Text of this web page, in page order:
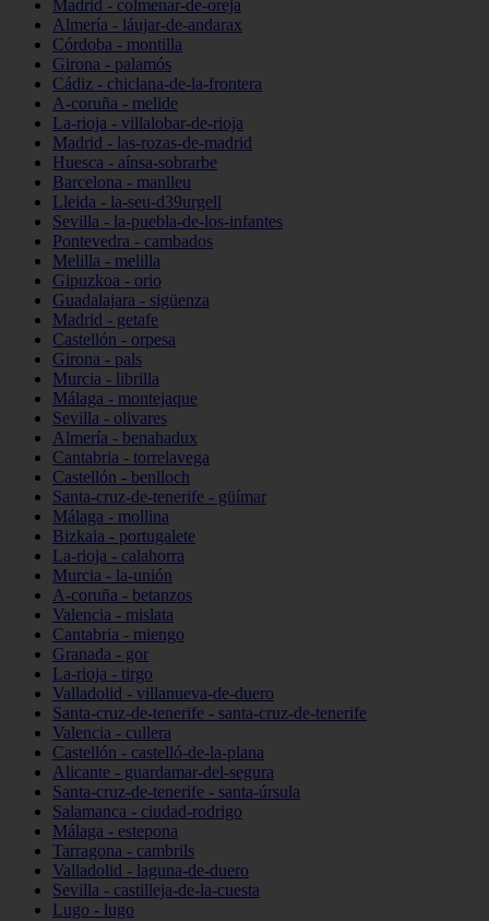
Madrid - colmenar-de-oreja
Almería - láujar-de-andarax
Córdoba - montilla
Girona - palamós
Cádiz - chiclana-de-la-frontera
A-coruña - melide
La-rioja - villalobar-de-rioja
Madrid - las-rozas-de-madrid
Huesca - aínsa-sobrarbe
Barcelona - manlleu
Lleida - la-seu-d39urgell
Sevilla - la-puebla-de-los-infantes
Pontevedra - cambados
Melilla - melilla
Gipuzkoa - orio
Guadalajara - sigüenza
Madrid - getafe
Castellón - orpesa
Girona - pals
Murcia - librilla
Málaga - montejaque
Sevilla - olivares
Almería - benahadux
Cantabria - torrelavega
Castellón - benlloch
Santa-cruz-de-tenerife - güímar
Málaga - mollina
Bizkaia - portugalete
La-rioja - calahorra
Murcia - la-unión
A-coruña - betanzos
Valencia - mislata
Cantabria - miengo
Granada - gor
La-rioja - tirgo
Valladolid - villanueva-de-duero
Santa-cruz-de-tenerife - santa-cruz-de-tenerife
Valencia - cullera
Castellón - castelló-de-la-plana
Alicante - guardamar-del-segura
Santa-cruz-de-tenerife - santa-úrsula
Salamanca - ciudad-rodrigo
Málaga - estepona
Tarragona - cambrils
Valladolid - laguna-de-duero
Sevilla - castilleja-de-la-cuesta
Lugo - lugo